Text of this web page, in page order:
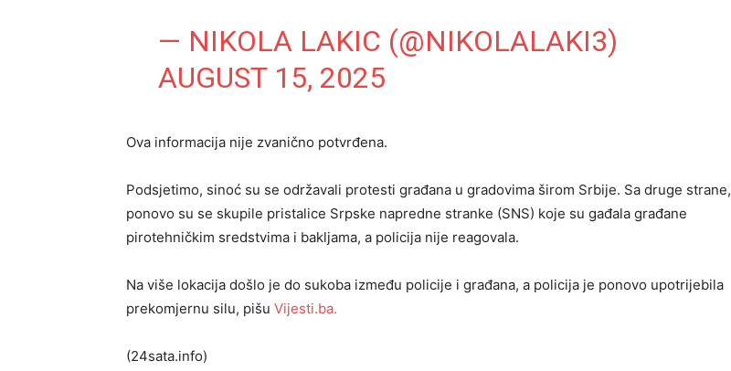
— NIKOLA LAKIC (@NIKOLALAKI3)
AUGUST 15, 2025
Ova informacija nije zvanično potvrđena.
Podsjetimo, sinoć su se održavali protesti građana u gradovima širom Srbije. Sa druge strane,
ponovo su se skupile pristalice Srpske napredne stranke (SNS) koje su gađala građane
pirotehničkim sredstvima i bakljama, a policija nije reagovala.
Na više lokacija došlo je do sukoba između policije i građana, a policija je ponovo upotrijebila
prekomjernu silu, pišu Vijesti.ba.
(24sata.info)